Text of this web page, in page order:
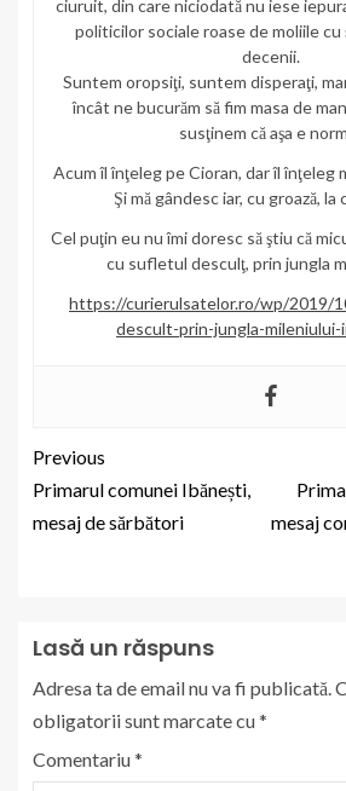
ciuruit, din care niciodată nu iese
politicilor sociale roase de moliile
decenii.
Suntem oropsiţi, suntem disperaţi,
încât ne bucurăm să fim masa de
susţinem că aşa e
Acum îl înţeleg pe Cioran, dar îl înţeleg
Şi mă gândesc iar, cu groază, la
Cel puţin eu nu îmi doresc să ştiu că
cu sufletul desculţ, prin jungla
https://curierulsatelor.ro/wp/2019/
descult-prin-jungla-
Previous
Primarul comunei Ibănești,
mesaj de sărbători
mesaj
Lasă un răspuns
Adresa ta de email nu va fi publicată.
obligatorii sunt marcate cu*
Comentariu*